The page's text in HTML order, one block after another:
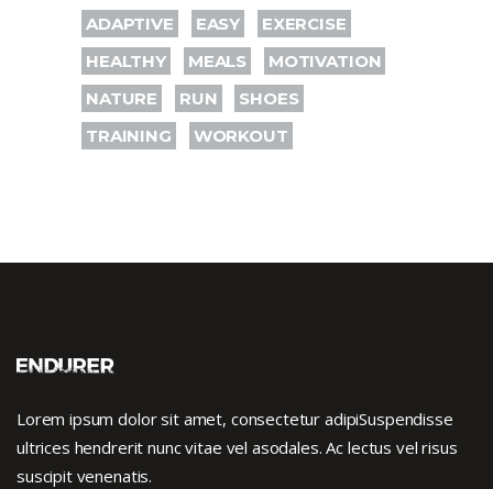
ADAPTIVE EASY
EXERCISE
HEALTHY
MEALS
MOTIVATION
NATURE
RUN
SHOES
TRAINING
WORKOUT
Lorem ipsum dolor sit amet, consectetur adipiSuspendisse
ultrices hendrerit nunc vitae vel asodales. Ac lectus vel risus
suscipit venenatis.